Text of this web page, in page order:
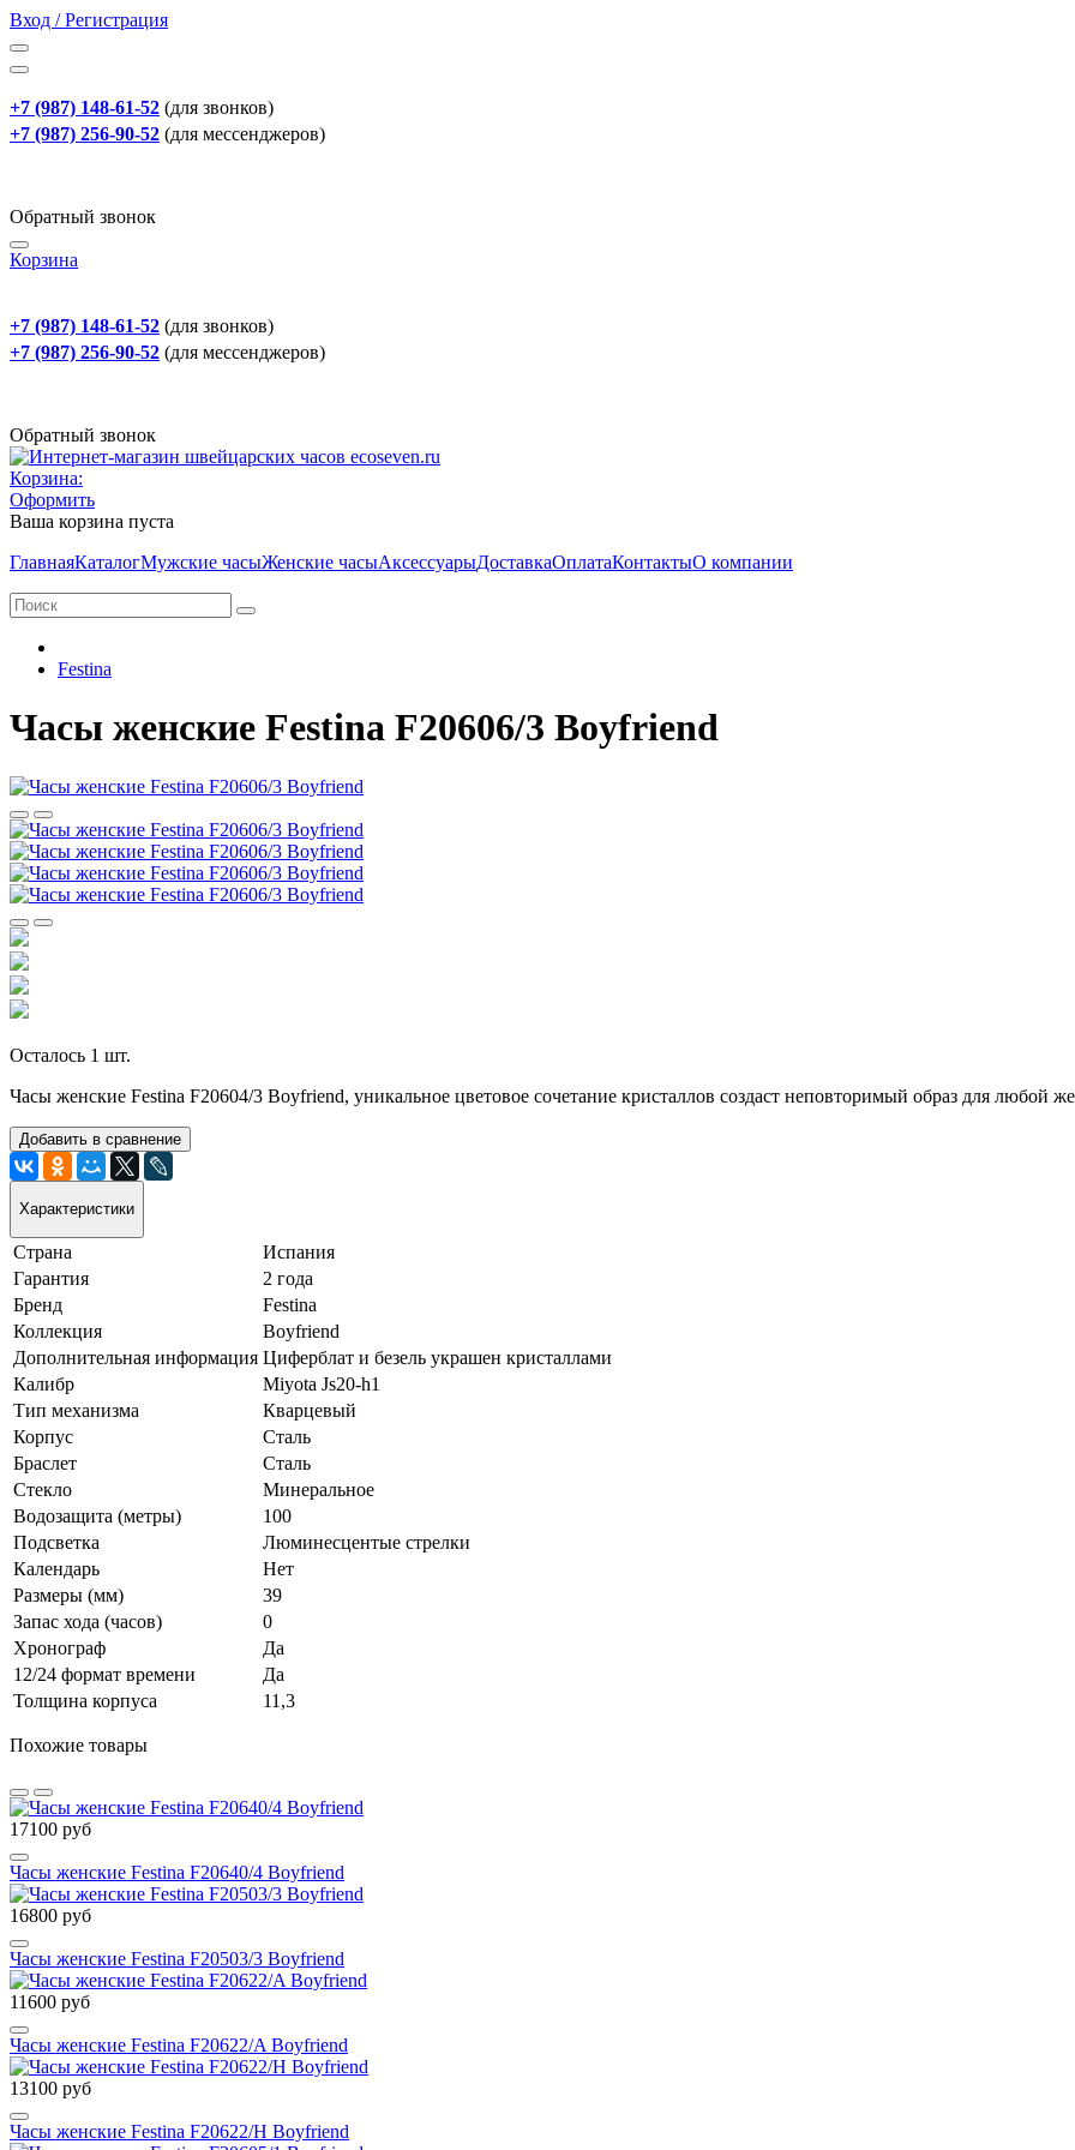
Вход / Регистрация
+7 (987) 148-61-52 (для звонков)
+7 (987) 256-90-52 (для мессенджеров)
Обратный звонок
Корзина
+7 (987) 148-61-52 (для звонков)
+7 (987) 256-90-52 (для мессенджеров)
Обратный звонок
Корзина:
Оформить
Ваша корзина пуста
ГлавнаяКаталогМужские часыЖенские часыАксессуарыДоставкаОплатаКонтактыО компании
Festina
Часы женские Festina F20606/3 Boyfriend
Осталось 1 шт.
Часы женские Festina F20604/3 Boyfriend, уникальное цветовое сочетание кристаллов создаст неповторимый образ для любой
Добавить в сравнение
Характеристики
Страна
Испания
Гарантия
2 года
Бренд
Festina
Коллекция
Boyfriend
Дополнительная информация Циферблат и безель украшен кристаллами
Калибр
Miyota Js20-h1
Тип механизма
Кварцевый
Корпус
Сталь
Браслет
Сталь
Стекло
Минеральное
Водозащита (метры)
100
Подсветка
Люминесцентые стрелки
Календарь
Нет
Размеры (мм)
39
Запас хода (часов)
0
Хронограф
Да
12/24 формат времени
Да
Толщина корпуса
11,3
Похожие товары
17100 руб
Часы женские Festina F20640/4 Boyfriend
16800 руб
Часы женские Festina F20503/3 Boyfriend
11600 руб
Часы женские Festina F20622/A Boyfriend
13100 руб
Часы женские Festina F20622/H Boyfriend